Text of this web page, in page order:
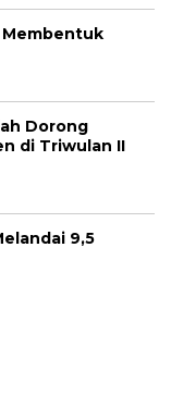
Membentuk
Dorong
di Triwulan II
9,5